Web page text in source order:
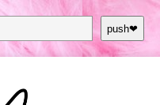
push❤︎